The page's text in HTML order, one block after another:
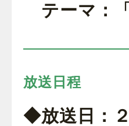
テーマ：
放送日程
◆放送日：２